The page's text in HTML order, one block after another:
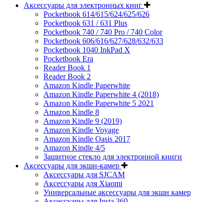
Аксессуары для электронных книг
Pocketbook 614/615/624/625/626
Pocketbook 631 / 631 Plus
Pocketbook 740 / 740 Pro / 740 Color
Pocketbook 606/616/627/628/632/633
Pocketbook 1040 InkPad X
Pocketbook Era
Reader Book 1
Reader Book 2
Amazon Kindle Paperwhite
Amazon Kindle Paperwhite 4 (2018)
Amazon Kindle Paperwhite 5 2021
Amazon Kindle 8
Amazon Kindle 9 (2019)
Amazon Kindle Voyage
Amazon Kindle Oasis 2017
Amazon Kindle 4/5
Защитное стекло для электронной книги
Аксессуары для экшн-камер
Аксессуары для SJCAM
Аксессуары для Xiaomi
Универсальные аксессуары для экшн камер